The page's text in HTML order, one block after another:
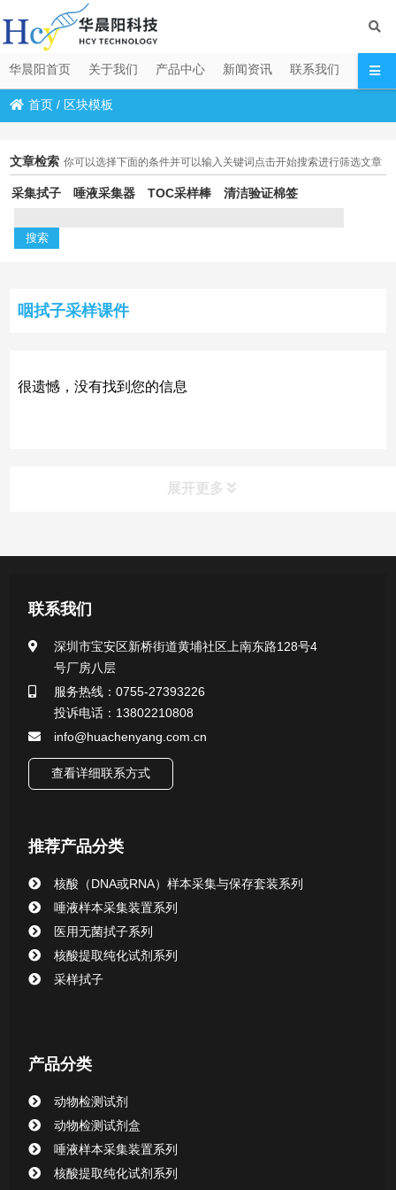
华晨阳首页 关于我们 产品中心 新闻资讯 联系我们
首页 / 区块模板
文章检索 你可以选择下面的条件并可以输入关键词点击开始搜索进行筛选文章
采集拭子 唾液采集器 TOC采样棒 清洁验证棉签
咽拭子采样课件
很遗憾，没有找到您的信息
展开更多
产品中心
医用无菌采样拭子系列
一次性使用采样器系列
微生物样本保存液（通用运输传媒介质）系列
核酸（DNA&RNA）样本采集与保存套装系列
唾液样本采集装置系列
清洁验证棉签系列
动物检测试剂
联系我们
深圳市宝安区新桥街道黄埔社区上南东路128号4
号厂房八层
服务热线：0755-27393226
投诉电话：13802210808
info@huachenyang.com.cn
查看详细联系方式
推荐产品分类
核酸（DNA或RNA）样本采集与保存套装系列
唾液样本采集装置系列
医用无菌拭子系列
核酸提取纯化试剂系列
采样拭子
产品分类
动物检测试剂
动物检测试剂盒
唾液样本采集装置系列
核酸提取纯化试剂系列